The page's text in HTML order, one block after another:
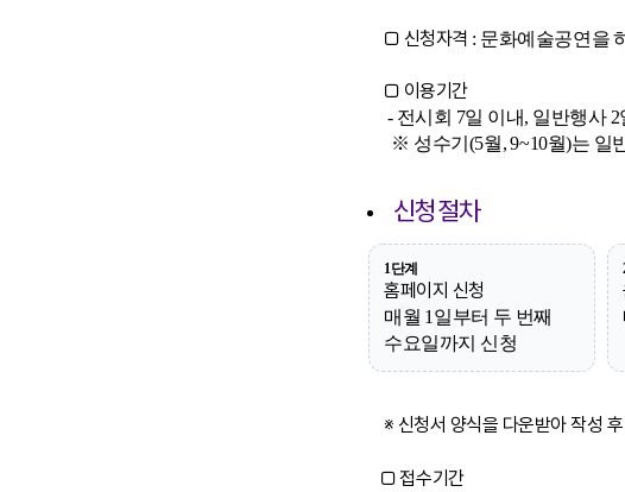
□ 신청자격 : 문화예술공연을
□ 이용기간
- 전시회 7일 이내, 일반행사
※ 성수기(5월, 9~10월)는 일
신청절차
1단계
홈페이지 신청
매월 1일부터 두 번째
수요일까지 신청
※ 신청서 양식을 다운받아 작성
□ 접수기간